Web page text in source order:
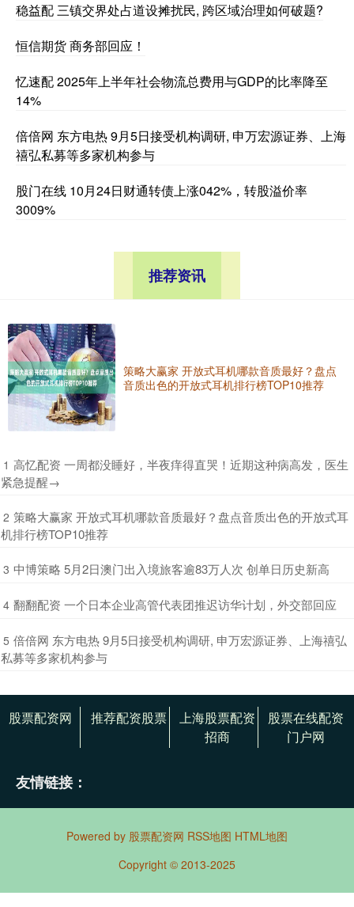
稳益配 三镇交界处占道设摊扰民, 跨区域治理如何破题?
恒信期货 商务部回应！
忆速配 2025年上半年社会物流总费用与GDP的比率降至
14%
倍倍网 东方电热 9月5日接受机构调研, 申万宏源证券、上海
禧弘私募等多家机构参与
股门在线 10月24日财通转债上涨042%，转股溢价率
3009%
推荐资讯
策略大赢家 开放式耳机哪款音质最好？盘点
音质出色的开放式耳机排行榜TOP10推荐
1 ​高忆配资 一周都没睡好，半夜痒得直哭！近期这种病高发，医生
紧急提醒→
2 ​策略大赢家 开放式耳机哪款音质最好？盘点音质出色的开放式耳
机排行榜TOP10推荐
3 ​中博策略 5月2日澳门出入境旅客逾83万人次 创单日历史新高
4 ​翻翻配资 一个日本企业高管代表团推迟访华计划，外交部回应
5 ​倍倍网 东方电热 9月5日接受机构调研, 申万宏源证券、上海禧弘
私募等多家机构参与
股票配资网 推荐配资股票
上海股票配资
招商
股票在线配资
门户网
友情链接：
Powered by 股票配资网 RSS地图 HTML地图
Copyright © 2013-2025